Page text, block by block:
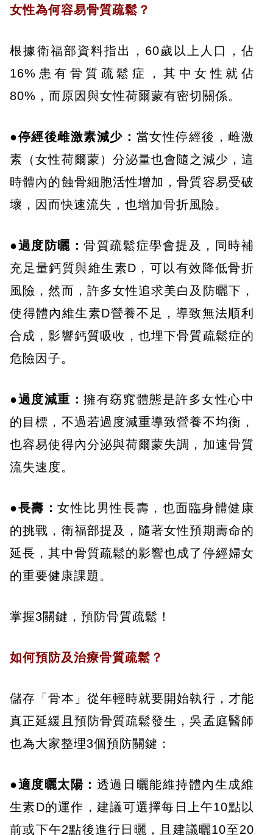
女性為何容易骨質疏鬆？
根據衛福部資料指出，60歲以上人口，佔
16%患有骨質疏鬆症，其中女性就佔
80%，而原因與女性荷爾蒙有密切關係。
●停經後雌激素減少： 當女性停經後，雌激
素（女性荷爾蒙）分泌量也會隨之減少，這
時體內的蝕骨細胞活性增加，骨質容易受破
壞，因而快速流失，也增加骨折風險。
●過度防曬：骨質疏鬆症學會提及，同時補
充足量鈣質與維生素D，可以有效降低骨折
風險，然而，許多女性追求美白及防曬下，
使得體內維生素D營養不足，導致無法順利
合成，影響鈣質吸收，也埋下骨質疏鬆症的
危險因子。
●過度減重：擁有窈窕體態是許多女性心中
的目標，不過若過度減重導致營養不均衡，
也容易使得內分泌與荷爾蒙失調，加速骨質
流失速度。
●長壽：女性比男性長壽，也面臨身體健康
的挑戰，衛福部提及，隨著女性預期壽命的
延長，其中骨質疏鬆的影響也成了停經婦女
的重要健康課題。
掌握3關鍵，預防骨質疏鬆！
如何預防及治療骨質疏鬆？
儲存「骨本」從年輕時就要開始執行，才能
真正延緩且預防骨質疏鬆發生，吳孟庭醫師
也為大家整理3個預防關鍵：
●適度曬太陽： 透過日曬能維持體內生成維
生素D的運作，建議可選擇每日上午10點以
前或下午2點後進行日曬，且建議曬10至20